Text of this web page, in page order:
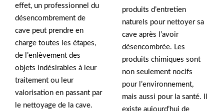
effet, un professionnel du
désencombrement de
cave peut prendre en
charge toutes les étapes,
de l’enlèvement des
objets indésirables à leur
traitement ou leur
valorisation en passant par
le nettoyage de la cave.
produits d’entretien
naturels pour nettoyer sa
cave après l’avoir
désencombrée. Les
produits chimiques sont
non seulement nocifs
pour l’environnement,
mais aussi pour la santé. Il
existe aujourd’hui de